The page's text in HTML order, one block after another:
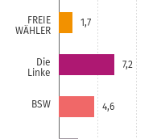
FREIE
WÄHLER
Die
Linke
BSW
1,7
7,2
4,6